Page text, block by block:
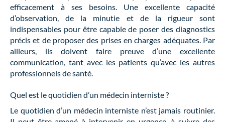
efficacement à ses besoins. Une excellente capacité
d’observation, de la minutie et de la rigueur sont
indispensables pour être capable de poser des diagnostics
précis et de proposer des prises en charges adéquates. Par
ailleurs, ils doivent faire preuve d’une excellente
communication, tant avec les patients qu’avec les autres
professionnels de santé.
Quel est le quotidien d’un médecin interniste ?
Le quotidien d’un médecin interniste n’est jamais routinier.